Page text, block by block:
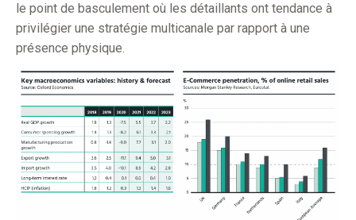
le point de basculement où les détaillants ont tendance à
privilégier une stratégie multicanale par rapport à une
présence physique.